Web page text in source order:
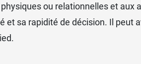
ou relationnelles et aux
sa rapidité de décision. Il peut